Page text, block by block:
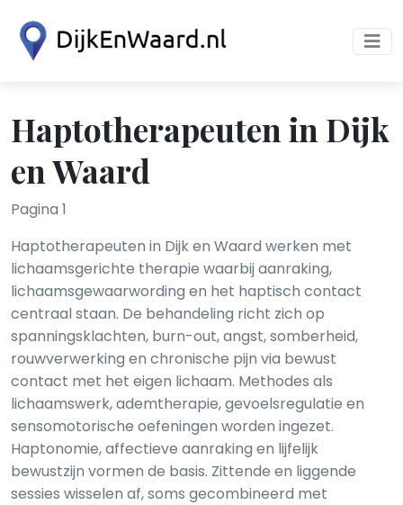
Haptotherapeuten in Dijk
en Waard
Pagina 1
Haptotherapeuten in Dijk en Waard werken met
lichaamsgerichte therapie waarbij aanraking,
lichaamsgewaarwording en het haptisch contact
centraal staan. De behandeling richt zich op
spanningsklachten, burn-out, angst, somberheid,
rouwverwerking en chronische pijn via bewust
contact met het eigen lichaam. Methodes als
lichaamswerk, ademtherapie, gevoelsregulatie en
sensomotorische oefeningen worden ingezet.
Haptonomie, affectieve aanraking en lijfelijk
bewustzijn vormen de basis. Zittende en liggende
sessies wisselen af, soms gecombineerd met